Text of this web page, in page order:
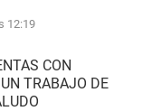
12:19
CON
TRABAJO DE